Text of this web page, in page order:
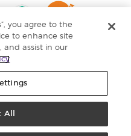
you agree to the
to enhance site
and assist in our
All